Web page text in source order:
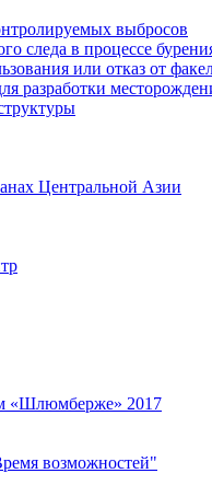
выбросов
следа в процессе
или отказ от
разработки
Центральной Азии
«Шлюмберже» 2017
возможностей"